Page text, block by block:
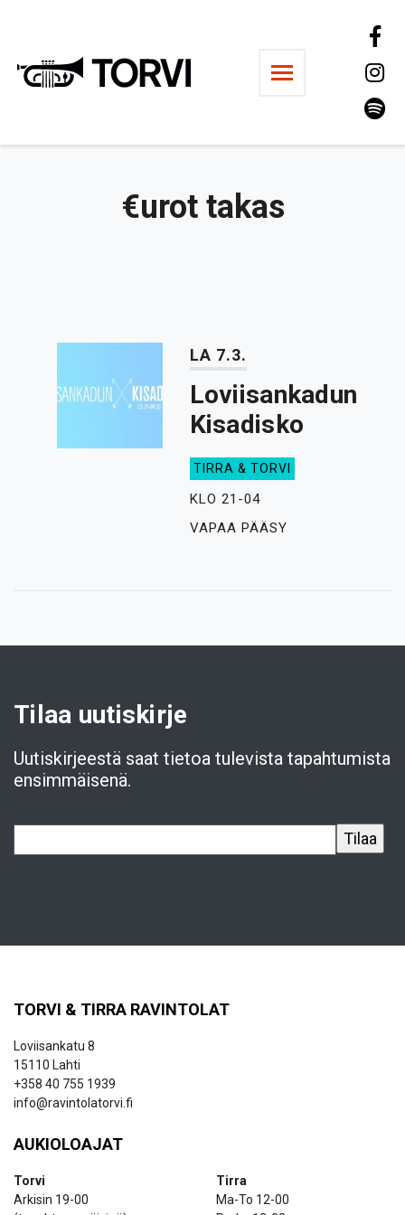
Ravintola Torvi
€urot takas
LA 7.3.
Loviisankadun
Kisadisko
TIRRA & TORVI
KLO 21-04
VAPAA PÄÄSY
Tilaa uutiskirje
Uutiskirjeestä saat tietoa tulevista tapahtumista
ensimmäisenä.
TORVI & TIRRA RAVINTOLAT
Loviisankatu 8
15110 Lahti
+358 40 755 1939
info@ravintolatorvi.fi
AUKIOLOAJAT
Torvi
Arkisin 19-00
Tirra
Ma-To 12-00